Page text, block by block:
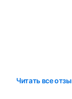
Читать все